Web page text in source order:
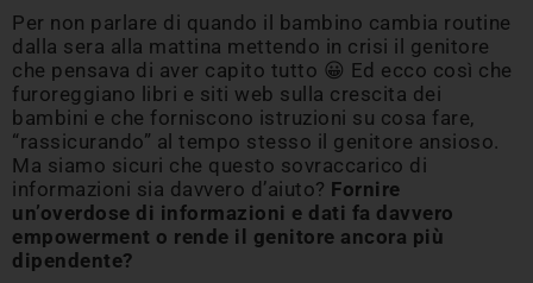
Per non parlare di quando il bambino cambia routine
dalla sera alla mattina mettendo in crisi il genitore
che pensava di aver capito tutto 😀 Ed ecco così che
furoreggiano libri e siti web sulla crescita dei
bambini e che forniscono istruzioni su cosa fare,
“rassicurando” al tempo stesso il genitore ansioso.
Ma siamo sicuri che questo sovraccarico di
informazioni sia davvero d’aiuto? Fornire
un’overdose di informazioni e dati fa davvero
empowerment o rende il genitore ancora più
dipendente?